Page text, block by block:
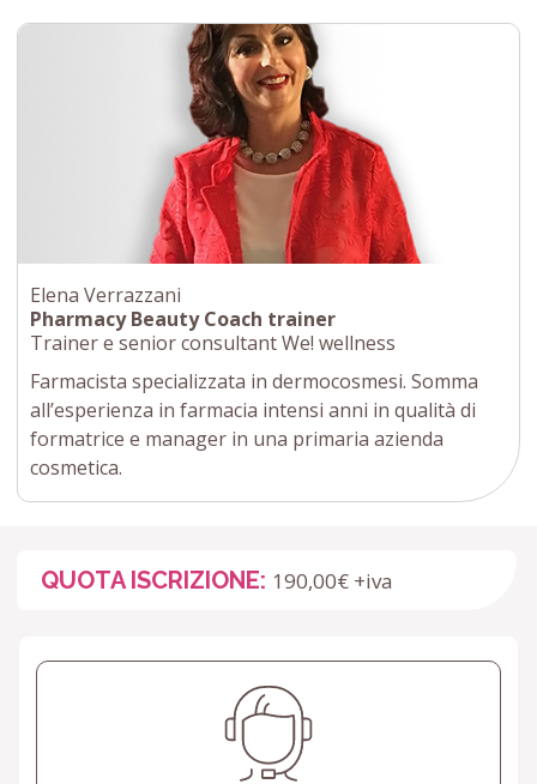
Elena Verrazzani
Pharmacy Beauty Coach trainer
Trainer e senior consultant We! wellness
Farmacista specializzata in dermocosmesi. Somma
all’esperienza in farmacia intensi anni in qualità di
formatrice e manager in una primaria azienda
cosmetica.
QUOTA ISCRIZIONE: 190,00€ +iva